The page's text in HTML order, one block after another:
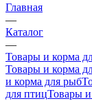
Главная
—
Каталог
—
Товары и корма
Товары и корма
и корма для рыб
для птицТовары